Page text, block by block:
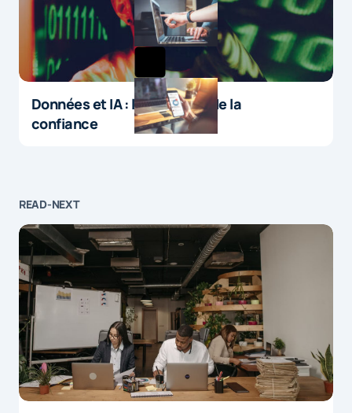
Données et IA : le paradoxe de la
confiance
READ-NEXT